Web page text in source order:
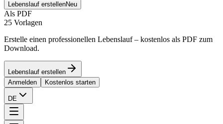
Lebenslauf erstellenNeu
Als PDF
25 Vorlagen
Erstelle einen professionellen Lebenslauf – kostenlos als PDF zum
Download.
Lebenslauf erstellen
Anmelden
Kostenlos starten
DE